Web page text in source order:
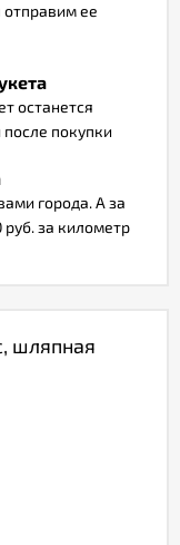
отправим ее
останется
покупки
города. А за
руб. за километр
шляпная